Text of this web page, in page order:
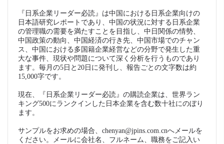
『日系企業リーダー必読』は中国における日系企業向けの
日本語研究レポートであり、中国の状況に対する日系企業
の管理職の需要を満たすことを目指し、中日関係の情勢、
中国政策の動向、中国経済の行き先、中国市場でのチャン
ス、中国における多国籍企業経営などの分野で発生した重
大な事件、現状や問題について深く分析を行うものであり
ます。毎月の5日と20日に発刊し、報告ごとの文字数は約
15,000字です。
現在、『日系企業リーダー必読』の購読企業は、世界ラン
キング500にランクインした日本企業を含む数十社にのぼり
ます。
サンプルをお求めの場合、chenyan@jpins.com.cnへメールを
ください。メールに会社名、フルネーム、職務をご記入い